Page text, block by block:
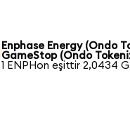
Enphase Energy (Ondo
GameStop (Ondo
1 ENPHon eşittir 2,0434